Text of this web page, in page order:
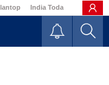
India Today Business